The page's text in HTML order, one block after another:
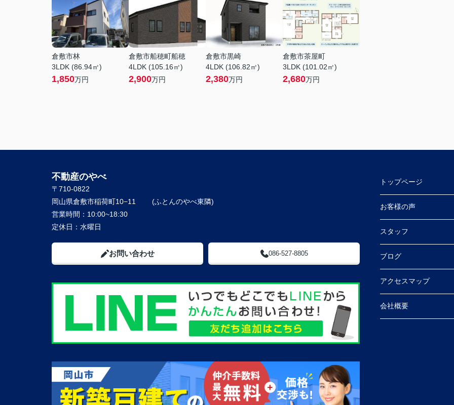
倉敷市林
3LDK (86.94㎡)
1,850万円
倉敷市船穂町船穂
4LDK (105.16㎡)
2,900万円
倉敷市黒崎
4LDK (106.82㎡)
2,380万円
倉敷市茶屋町
3LDK (101.02㎡)
2,680万円
不動産のやべ
〒710-0822
岡山県倉敷市稲荷町10−11 (ふとんのやべ東隣)
営業時間： 10:00~18:30
定休日： 水曜日
お問い合わせ 086-527-8805
トップページ
お客様の声
スタッフ
ブログ
アクセスマップ
会社概要